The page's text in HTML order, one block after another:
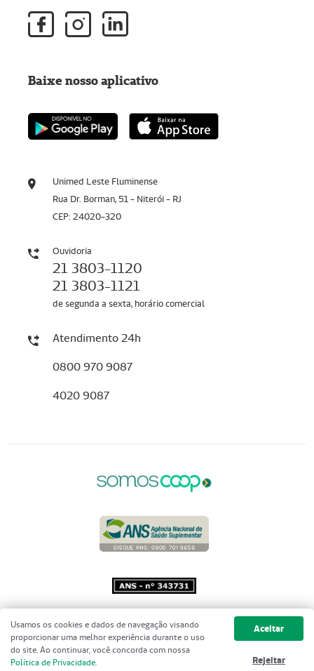
Unimed Leste Fluminense
Rua Dr. Borman, 51 - Niterói - RJ
CEP: 24020-320
Ouvidoria
21 3803-1120
21 3803-1121
de segunda a sexta, horário comercial
Atendimento 24h
0800 970 9087
4020 9087
Baixe nosso aplicativo
Copyright 2001 - 2026 Unimed do
Brasil - Todos os direitos reservados
Usamos os cookies e dados de navegação visando
proporcionar uma melhor experiência durante o uso
do site. Ao continuar, você concorda com nossa
Política de Privacidade.
Aceitar
Rejeitar